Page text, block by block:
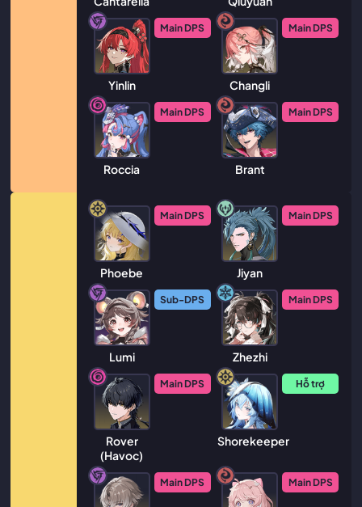
Yinlin
Main DPS
Changli
Main DPS
Roccia
Main DPS
Brant
Main DPS
Phoebe
Main DPS
Jiyan
Main DPS
Lumi
Sub-DPS
Zhezhi
Main DPS
Rover
(Havoc)
Main DPS
Shorekeeper
Hỗ trợ
Main DPS Main DPS